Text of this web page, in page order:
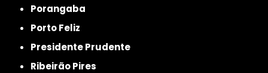
Porangaba
Porto Feliz
Presidente Prudente
Ribeirão Pires